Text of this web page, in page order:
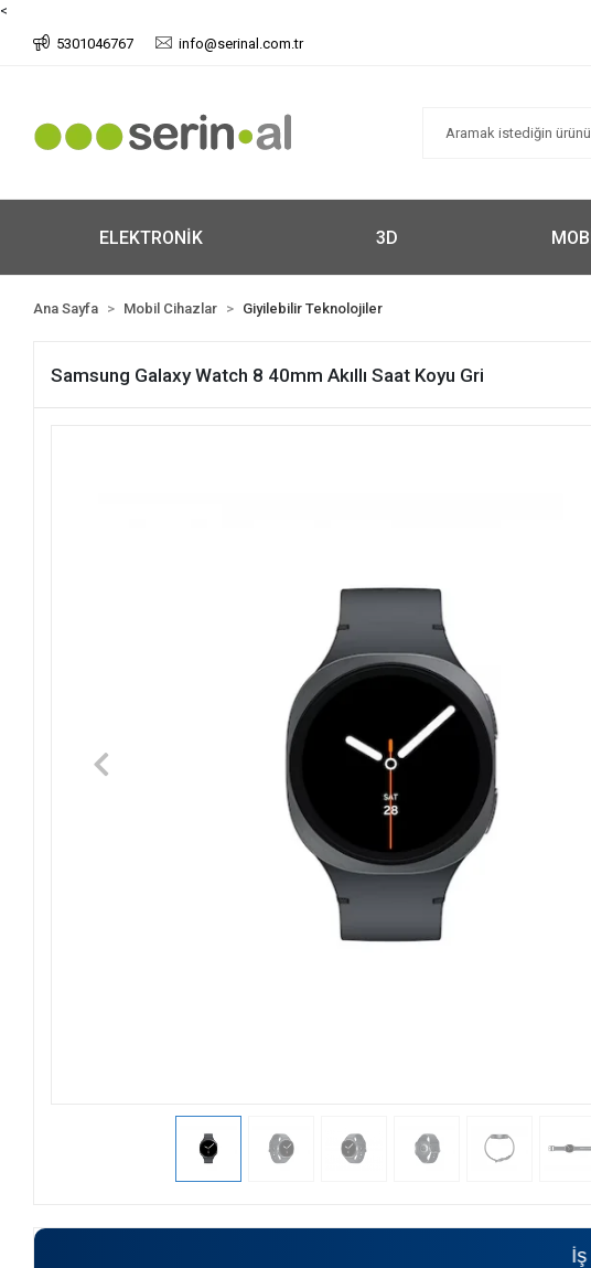
<
5301046767
info@serinal.com.tr
ELEKTRONİK 3D
Ana Sayfa Mobil Cihazlar Giyilebilir Teknolojiler
Samsung Galaxy Watch 8 40mm Akıllı Saat Koyu Gri
İş